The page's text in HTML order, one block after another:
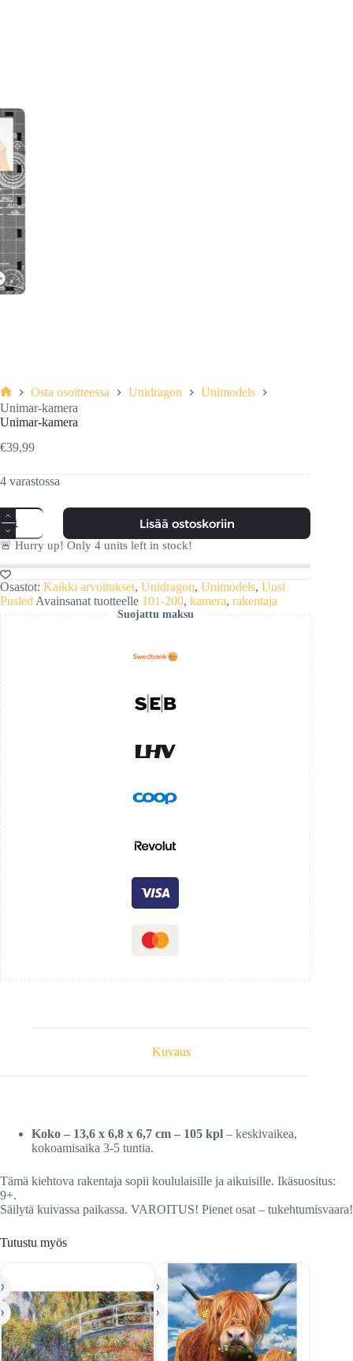
Etusivu
Osta osoitteessa Unidragon
Unimodels
Unimar-kamera
Unimar-kamera
€39,99
4 varastossa
Unimar-
kamera
määrä
Lisää ostoskoriin
🚨 Hurry up! Only 4 units left in stock!
Osastot: Kaikki arvoitukset, Unidragon, Unimodels, Uusi
PusledAvainsanat tuotteelle 101-200, kamera, rakentaja
Suojattu maksu
Kuvaus
Koko – 13,6 x 6,8 x 6,7 cm – 105 kpl – keskivaikea,
kokoamisaika 3-5 tuntia.
Tämä kiehtova rakentaja sopii koululaisille ja aikuisille. Ikäsuositus:
9+.
Säilytä kuivassa paikassa. VAROITUS! Pienet osat – tukehtumisvaara!
Tutustu myös